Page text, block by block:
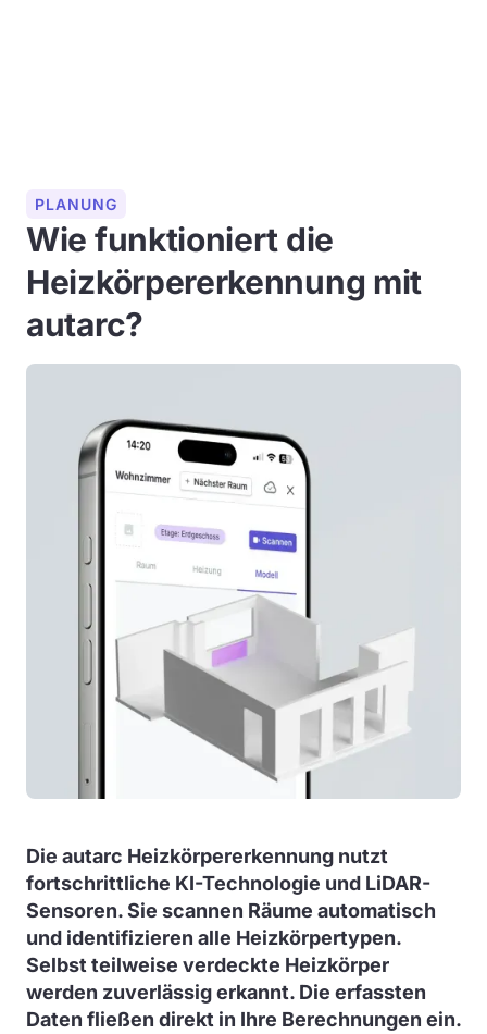
PLANUNG
Wie funktioniert die
Heizkörpererkennung mit
autarc?
Die autarc Heizkörpererkennung nutzt
fortschrittliche KI-Technologie und LiDAR-
Sensoren. Sie scannen Räume automatisch
und identifizieren alle Heizkörpertypen.
Selbst teilweise verdeckte Heizkörper
werden zuverlässig erkannt. Die erfassten
Daten fließen direkt in Ihre Berechnungen ein.